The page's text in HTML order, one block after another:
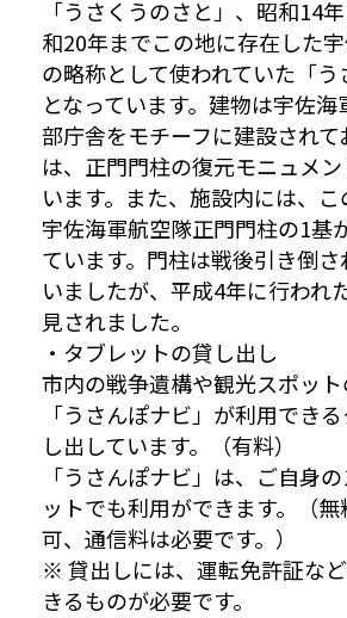
「うさくうのさと」、昭和14
和20年までこの地に存在した
の略称として使われていた「
となっています。建物は宇佐
部庁舎をモチーフに建設されて
は、正門門柱の復元モニュメ
います。また、施設内には、
宇佐海軍航空隊正門門柱の1基
ています。門柱は戦後引き倒さ
いましたが、平成4年に行われ
見されました。
・タブレットの貸し出し
市内の戦争遺構や観光スポッ
「うさんぽナビ」が利用でき
し出しています。（有料）
「うさんぽナビ」は、ご自身
ットでも利用ができます。（
可、通信料は必要です。）
※ 貸出しには、運転免許証な
きるものが必要です。